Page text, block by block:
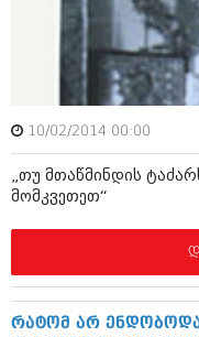
მაისი 2014
აპრილი 2014
მარტი 2014
თებერვალი
იანვარი 2014
დეკემბერი 2013
ნოემბერი
ოქტომბერი
სექტემბერი
მაისი 2013
მარტი 2013
10/02/2014 00:00
„თუ მთაწმინდის
მომკვეთეთ“
რატომ არ ენდობოდა